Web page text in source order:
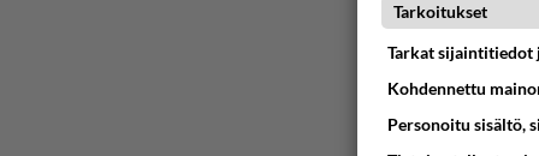
että
Minä
Olen
Tarkoitukset
Tarkat sijaintitiedot
Kohdennettu
Personoitu sisältö,